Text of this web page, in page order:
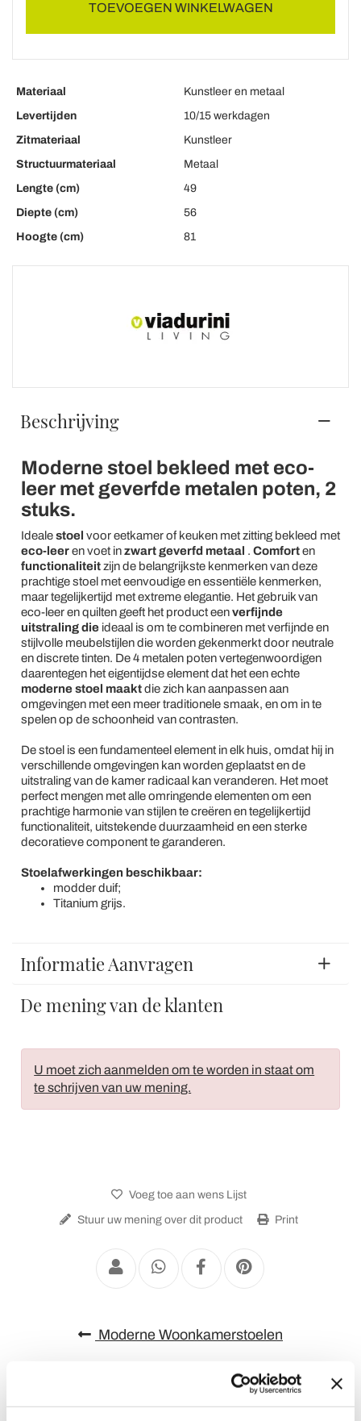
TOEVOEGEN WINKELWAGEN
Materiaal
Kunstleer en metaal
Levertijden
10/15 werkdagen
Zitmateriaal
Kunstleer
Structuurmateriaal
Metaal
Lengte (cm)
49
Diepte (cm)
56
Hoogte (cm)
81
Beschrijving
Moderne stoel bekleed met eco-
leer met geverfde metalen poten, 2
stuks.
Idealestoel voor eetkamer of keuken met zitting bekleed met
eco-leer en voet inzwart geverfd metaal . Comforten
functionaliteitzijn de belangrijkste kenmerken van deze
prachtige stoel met eenvoudige en essentiële kenmerken,
maar tegelijkertijd met extreme elegantie. Het gebruik van
eco-leer en quilten geeft het product eenverfijnde
uitstraling dieideaal is om te combineren met verfijnde en
stijlvolle meubelstijlen die worden gekenmerkt door neutrale
en discrete tinten. De 4 metalen poten vertegenwoordigen
daarentegen het eigentijdse element dat het een echte
moderne stoel maaktdie zich kan aanpassen aan
omgevingen met een meer traditionele smaak, en om in te
spelen op de schoonheid van contrasten.
De stoel is een fundamenteel element in elk huis, omdat hij in
verschillende omgevingen kan worden geplaatst en de
uitstraling van de kamer radicaal kan veranderen. Het moet
perfect mengen met alle omringende elementen om een
prachtige harmonie van stijlen te creëren en tegelijkertijd
functionaliteit, uitstekende duurzaamheid en een sterke
decoratieve component te garanderen.
Stoelafwerkingen beschikbaar:
modder duif;
Titanium grijs.
Informatie Aanvragen
De mening van de klanten
U moet zich aanmelden om te worden in staat om
te schrijven van uw mening.
Voeg toe aan wens Lijst
Stuur uw mening over dit product Print
Moderne Woonkamerstoelen